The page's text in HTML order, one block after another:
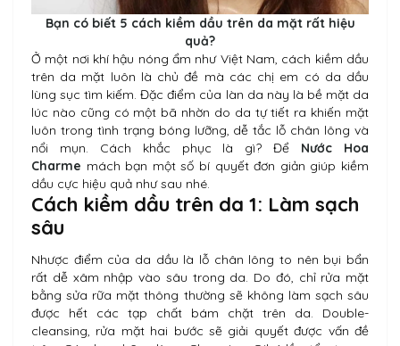
Bạn có biết 5 cách kiềm dầu trên da mặt rất hiệu
quả?
Ở một nơi khí hậu nóng ẩm như Việt Nam, cách kiềm dầu
trên da mặt luôn là chủ đề mà các chị em có da dầu
lùng sục tìm kiếm. Đặc điểm của làn da này là bề mặt da
lúc nào cũng có một bã nhờn do da tự tiết ra khiến mặt
luôn trong tình trạng bóng lưỡng, dễ tắc lỗ chân lông và
nổi mụn. Cách khắc phục là gì? Để Nước Hoa
Charme mách bạn một số bí quyết đơn giản giúp kiềm
dầu cực hiệu quả như sau nhé.
Cách kiềm dầu trên da 1: Làm sạch
sâu
Nhược điểm của da dầu là lỗ chân lông to nên bụi bẩn
rất dễ xâm nhập vào sâu trong da. Do đó, chỉ rửa mặt
bằng sửa rữa mặt thông thường sẽ không làm sạch sâu
được hết các tạp chất bám chặt trên da. Double-
cleansing, rửa mặt hai bước sẽ giải quyết được vấn đề